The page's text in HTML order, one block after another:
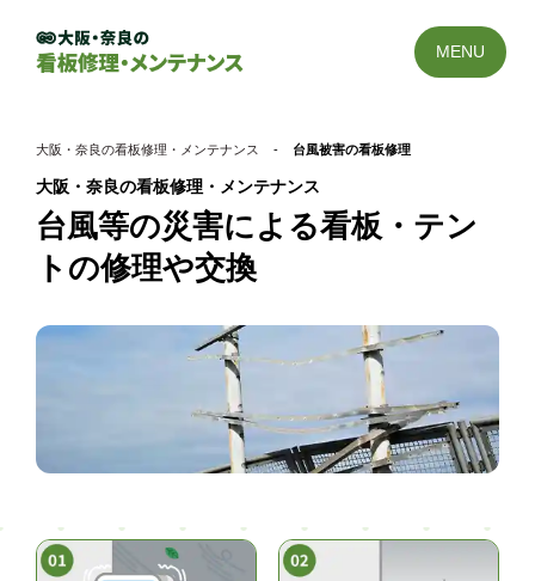
MENU
大阪・奈良の看板修理・メンテナンス - 台風被害の看板修理
大阪・奈良の看板修理・メンテナンス
台風等の災害による看板・テン
トの修理や交換